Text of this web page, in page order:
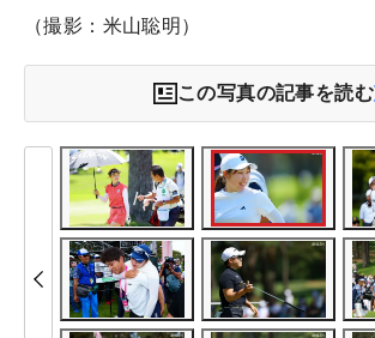
（撮影：米山聡明）
この写真の記事を読む